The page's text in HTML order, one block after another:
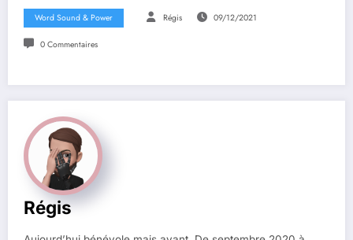
Word Sound & Power Régis 09/12/2021
0 Commentaires
Régis